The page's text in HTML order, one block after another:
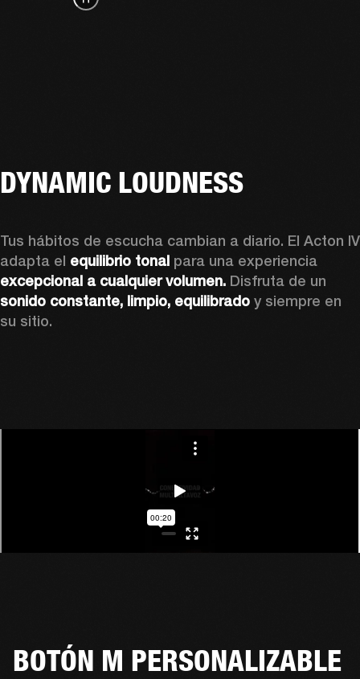
DYNAMIC LOUDNESS
Tus hábitos de escucha cambian a diario. El Acton IV
adapta el equilibrio tonal
excepcional a cualquier volumen.
sonido constante, limpio, equilibrado y siempre en
su sitio.
BOTÓN M PERSONALIZABLE